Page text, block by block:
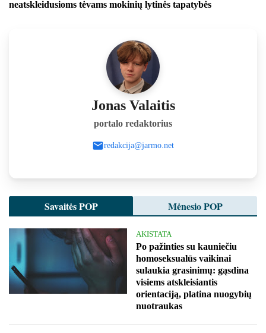
neatskleidusioms tėvams mokinių lytinės tapatybės
Jonas Valaitis
portalo redaktorius
redakcija@jarmo.net
Savaitės POP Mėnesio POP
AKISTATA
Po pažinties su kauniečiu
homoseksualūs vaikinai
sulaukia grasinimų: gąsdina
visiems atskleisiantis
orientaciją, platina nuogybių
nuotraukas